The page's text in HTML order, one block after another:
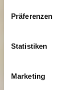
Präferenzen
Statistiken
Marketing